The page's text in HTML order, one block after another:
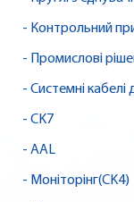
- Контрольний
- Промислові
- Системні
- CK7
- AAL
- Моніторінг(CK4)